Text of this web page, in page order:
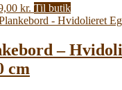
kr..
kr. Den
aktuelle
4.499,00 kr..
Til butik
–
cm